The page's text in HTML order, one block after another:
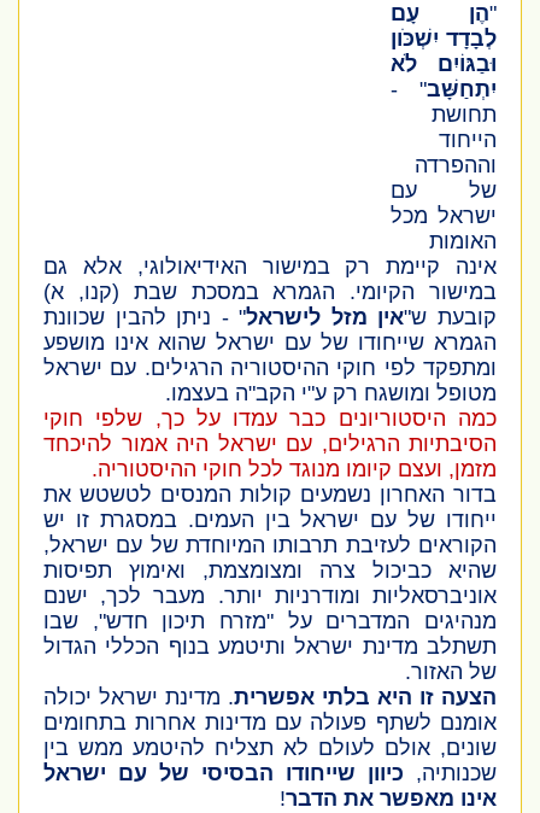
הֶן עָם
לְבָדָד יִשְׁכֹּון
וּבַגּוֹיִם לֹא
יִתְחַשָּׁב" -
תחושת
הייחוד
וההפרדה
של עם
ישראל מכל
האומות
אינה קיימת רק במישור האידיאולוגי, אלא גם
במישור הקיומי. הגמרא במסכת שבת(קנו, א)
קובעת ש"אין מזל לישראל" - ניתן להבין שכוונת
הגמרא שייחודו של עם ישראל שהוא אינו מושפע
ומתפקד לפי חוקי ההיסטוריה הרגילים. עם ישראל
מטופל ומושגח רק ע"י הקב"ה בעצמו.
כמה היסטוריונים כבר עמדו על כך, שלפי חוקי
הסיבתיות הרגילים, עם ישראל היה אמור להיכחד
מזמן, ועצם קיומו מנוגד לכל חוקי ההיסטוריה.
בדור האחרון נשמעים קולות המנסים לטשטש את
ייחודו של עם ישראל בין העמים. במסגרת זו יש
הקוראים לעזיבת תרבותו המיוחדת של עם ישראל,
שהיא כביכול צרה ומצומצמת, ואימוץ תפיסות
אוניברסאליות ומודרניות יותר. מעבר לכך, ישנם
מנהיגים המדברים על "מזרח תיכון חדש", שבו
תשתלב מדינת ישראל ותיטמע בנוף הכללי הגדול
של האזור.
הצעה זו היא בלתי אפשרית. מדינת ישראל יכולה
אומנם לשתף פעולה עם מדינות אחרות בתחומים
שונים, אולם לעולם לא תצליח להיטמע ממש בין
שכנותיה,כיוון שייחודו הבסיסי של עם ישראל
אינו מאפשר את הדבר!